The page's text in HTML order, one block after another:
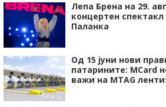
Лепа Брена на 29.
концертен
Паланка
Од 15 јуни нови
патарините: MCard
важи на MTAG